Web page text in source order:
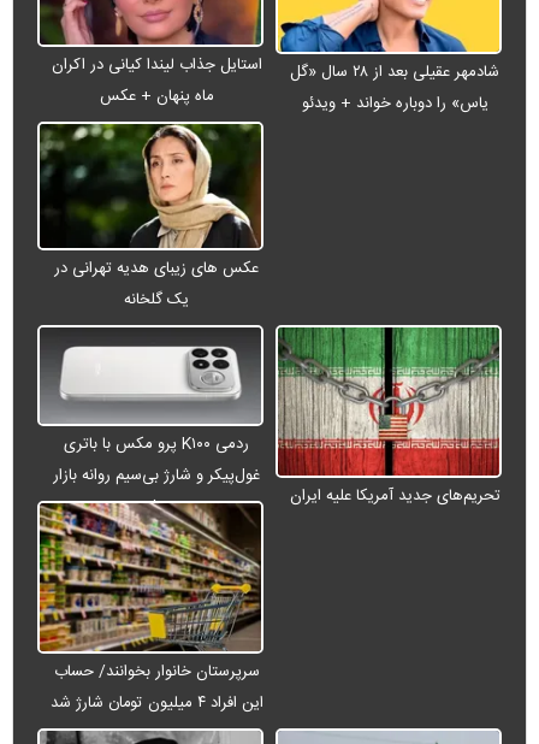
شادمهر عقیلی بعد از ۲۸ سال «گل
یاس» را دوباره خواند + ویدئو
استایل جذاب لیندا کیانی در اکران
ماه پنهان + عکس
عکس های زیبای هدیه تهرانی در
یک گلخانه
تحریم‌های جدید آمریکا علیه ایران
ردمی K۱۰۰ پرو مکس با باتری
غول‌پیکر و شارژ بی‌سیم روانه بازار
می‌شود
سرپرستان خانوار بخوانند/ حساب
این افراد ۴ میلیون تومان شارژ شد